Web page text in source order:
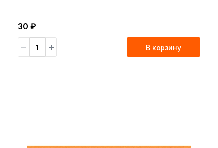
30 ₽
В корзину